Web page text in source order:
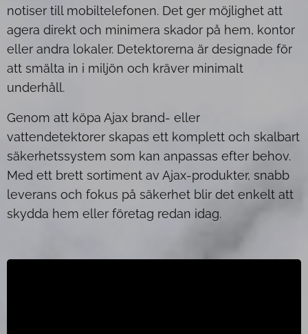
notiser till mobiltelefonen. Det ger möjlighet att
agera direkt och minimera skador på hem, kontor
eller andra lokaler. Detektorerna är designade för
att smälta in i miljön och kräver minimalt
underhåll.
Genom att köpa Ajax brand- eller
vattendetektorer skapas ett komplett och skalbart
säkerhetssystem som kan anpassas efter behov.
Med ett brett sortiment av Ajax-produkter, snabb
leverans och fokus på säkerhet blir det enkelt att
skydda hem eller företag redan idag.